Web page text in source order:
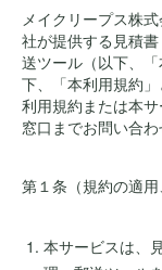
メイクリープス株
社が提供する見積
送ツール（以下、
下、「本利用規約
利用規約または本
窓口までお問い合わ
第１条（規約の適用
本サービスは、